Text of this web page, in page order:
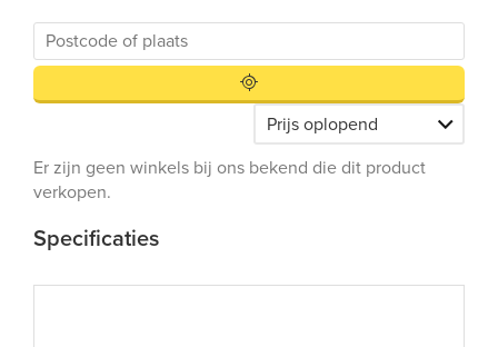
Er zijn geen winkels bij ons bekend die dit product
verkopen.
Specificaties